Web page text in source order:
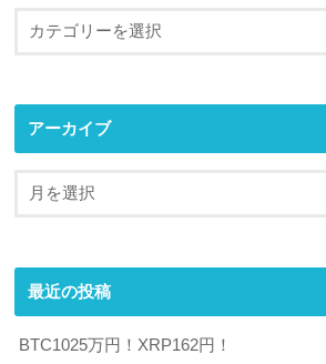
アーカイブ
最近の投稿
BTC1025万円！XRP162円！